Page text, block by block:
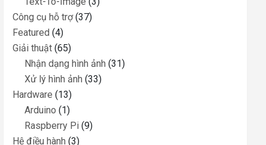
Công cụ hỗ trợ(37)
Featured (4)
Giải thuật (65)
Nhận dạng hình ảnh (31)
Xử lý hình ảnh (33)
Hardware (13)
Arduino (1)
Raspberry Pi (9)
Hệ điều hành (3)